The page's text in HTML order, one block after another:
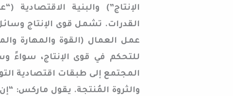
الإنتاج”) والبنية الاقتصادية
القدرات. تشمل قوى الإنتاج وسائل
عمل العمال (القوة والمهارة
للتحكم في قوى الإنتاج، سواءً
المجتمع إلى طبقات اقتصادية
والثروة المُنتجة. يقول ماركس: